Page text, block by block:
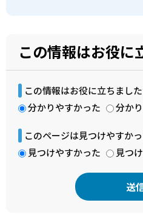
この情報はお役に
この情報はお役に立ちました
分かりやすかった
分か
このページは見つけやすか
見つけやすかった
見つ